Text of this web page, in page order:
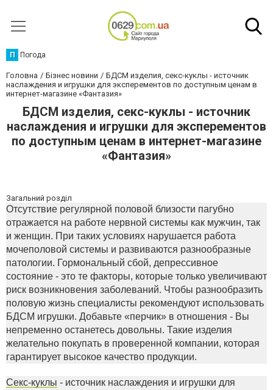
П Погода
Головна Бізнес новини
БДСМ изделия, секс-куклы - источник
наслаждения и игрушки для эксперементов по доступным ценам в
интернет-магазине «Фантазия»
БДСМ изделия, секс-куклы - источник
наслаждения и игрушки для эксперементов
по доступным ценам в интернет-магазине
«Фантазия»
Загальний розділ
Отсутствие регулярной половой близости пагубно
отражается на работе нервной системы как мужчин, так
и женщин. При таких условиях нарушается работа
мочеполовой системы и развиваются разнообразные
патологии. Гормональный сбой, депрессивное
состояние - это те факторы, которые только увеличивают
риск возникновения заболеваний. Чтобы разнообразить
половую жизнь специалисты рекомендуют использовать
БДСМ игрушки. Добавьте «перчик» в отношения - Вы
непременно останетесь довольны. Такие изделия
желательно покупать в проверенной компании, которая
гарантирует высокое качество продукции.
Секс-куклы - источник наслаждения и игрушки для